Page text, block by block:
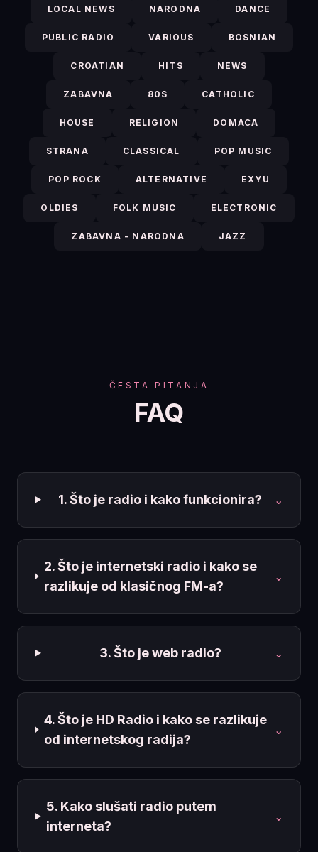
LOCAL NEWS NARODNA DANCE
PUBLIC RADIO VARIOUS BOSNIAN
CROATIAN HITS NEWS
ZABAVNA 80S CATHOLIC
HOUSE RELIGION DOMACA
STRANA CLASSICAL POP MUSIC
POP ROCK ALTERNATIVE EXYU
OLDIES FOLK MUSIC ELECTRONIC
ZABAVNA - NARODNA JAZZ
ČESTA PITANJA
FAQ
1. Što je radio i kako funkcionira? ⌄
2. Što je internetski radio i kako se
razlikuje od klasičnog FM-a?
⌄
3. Što je web radio? ⌄
4. Što je HD Radio i kako se razlikuje
od internetskog radija?
⌄
5. Kako slušati radio putem
interneta?
⌄